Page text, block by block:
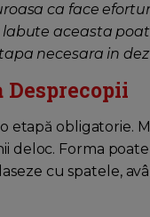
ca face
aceasta
necesara in
Desprecopii
obligatorie.
deloc. Forma
cu spatele,